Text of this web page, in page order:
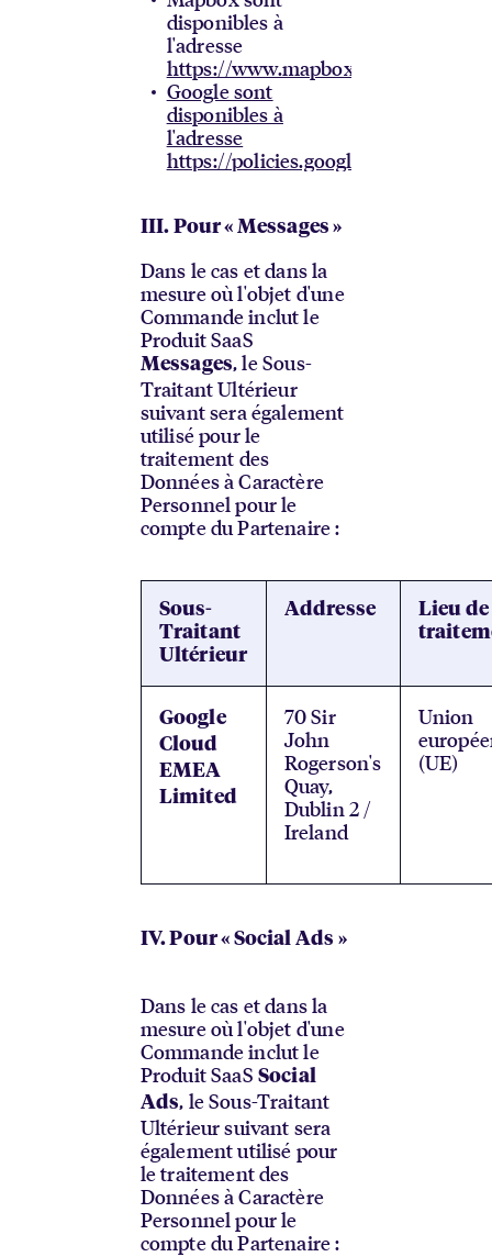
disponibles à
l'adresse
https://www.mapbox.com/legal/
Google sont
disponibles à
l'adresse
https://policies.google.com/privacy
III. Pour « Messages »
Dans le cas et dans la
mesure où l'objet d'une
Commande inclut le
Produit SaaS
Messages, le Sous-
Traitant Ultérieur
suivant sera également
utilisé pour le
traitement des
Données à Caractère
Personnel pour le
compte du Partenaire :
Sous-
Traitant
Ultérieur
Addresse
Lieu de
Google
Cloud
EMEA
Limited
70 Sir
John
Rogerson's
Quay,
Dublin 2 /
Ireland
Union
(UE)
IV. Pour « Social Ads »
Dans le cas et dans la
mesure où l'objet d'une
Commande inclut le
Produit SaaS Social
Ads, le Sous-Traitant
Ultérieur suivant sera
également utilisé pour
le traitement des
Données à Caractère
Personnel pour le
compte du Partenaire :